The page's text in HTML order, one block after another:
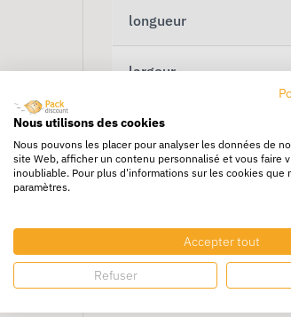
longueur
largeur
Chariot
Nous utilisons des cookies
Nous pouvons les placer pour analyser les données de
site Web, afficher un contenu personnalisé et vous faire
inoubliable. Pour plus d'informations sur les cookies que
paramètres.
Accepter tout
Refuser